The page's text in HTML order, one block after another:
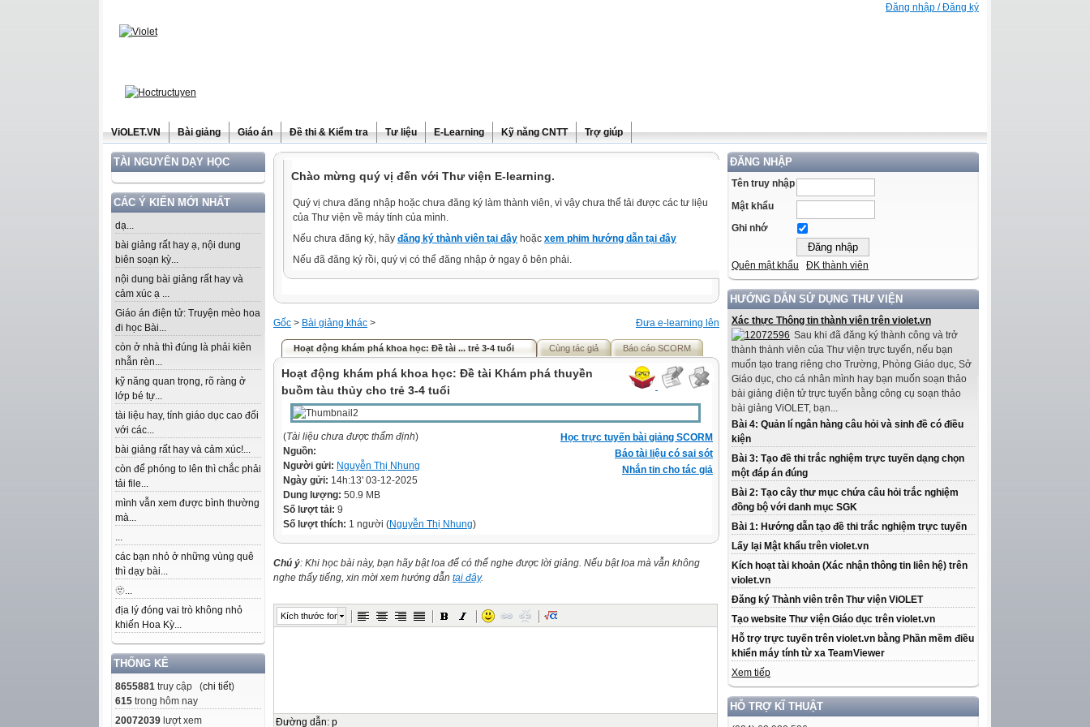
Đăng nhập / Đăng ký
ViOLET.VN Bài giảng Giáo án Đề thi & Kiểm tra Tư liệu E-Learning Kỹ năng CNTT Trợ giúp
TÀI NGUYÊN DẠY HỌC
CÁC Ý KIẾN MỚI NHẤT
dạ...
bài giảng rất hay ạ, nội dung
biên soạn kỳ...
nội dung bài giảng rất hay và
cảm xúc ạ ...
Giáo án điện tử: Truyện mèo hoa
đi học Bài...
còn ở nhà thì đúng là phải kiên
nhẫn rèn...
kỹ năng quan trọng, rõ ràng ở
lớp bé tự...
tài liệu hay, tính giáo dục cao đối
với các...
bài giảng rất hay và cảm xúc!...
còn để phóng to lên thì chắc phải
tải file...
mình vẫn xem được bình thường
mà...
...
các bạn nhỏ ở những vùng quê
thì dạy bài...
🫥...
địa lý đóng vai trò không nhỏ
khiến Hoa Kỳ...
THỐNG KÊ
8655881 truy cập (chi tiết)
615 trong hôm nay
20072039 lượt xem
ĐĂNG NHẬP
Tên truy nhập
Mật khẩu
Ghi nhớ
Quên mật khẩu ĐK thành viên
HƯỚNG DẪN SỬ DỤNG THƯ VIỆN
Xác thực Thông tin thành viên trên violet.vn
Sau khi đã đăng ký thành công và trở
thành thành viên của Thư viện trực tuyến, nếu bạn
muốn tạo trang riêng cho Trường, Phòng Giáo dục, Sở
Giáo dục, cho cá nhân mình hay bạn muốn soạn thảo
bài giảng điện tử trực tuyến bằng công cụ soạn thảo
bài giảng ViOLET, bạn...
Bài 4: Quản lí ngân hàng câu hỏi và sinh đề có điều
kiện
Bài 3: Tạo đề thi trắc nghiệm trực tuyến dạng chọn
một đáp án đúng
Bài 2: Tạo cây thư mục chứa câu hỏi trắc nghiệm
đồng bộ với danh mục SGK
Bài 1: Hướng dẫn tạo đề thi trắc nghiệm trực tuyến
Lấy lại Mật khẩu trên violet.vn
Kích hoạt tài khoản (Xác nhận thông tin liên hệ) trên
violet.vn
Đăng ký Thành viên trên Thư viện ViOLET
Tạo website Thư viện Giáo dục trên violet.vn
Hỗ trợ trực tuyến trên violet.vn bằng Phần mềm điều
khiển máy tính từ xa TeamViewer
Xem tiếp
HỖ TRỢ KĨ THUẬT
Chào mừng quý vị đến với Thư viện E-learning.
Quý vị chưa đăng nhập hoặc chưa đăng ký làm thành viên, vì vậy chưa thể tải được các tư liệu
của Thư viện về máy tính của mình.
Nếu chưa đăng ký, hãy đăng ký thành viên tại đây hoặc xem phim hướng dẫn tại đây
Nếu đã đăng ký rồi, quý vị có thể đăng nhập ở ngay ô bên phải.
Đưa e-learning lên
Gốc > Bài giảng khác >
Hoạt động khám phá khoa học: Đề tài ... trẻ 3-4 tuổi Cùng tác giả Báo cáo SCORM
Hoạt động khám phá khoa học: Đề tài Khám phá thuyền
buồm tàu thủy cho trẻ 3-4 tuổi
Học trực tuyến bài giảng SCORM
Báo tài liệu có sai sót
Nhắn tin cho tác giả
(Tài liệu chưa được thẩm định)
Nguồn:
Người gửi: Nguyễn Thị Nhung
Ngày gửi: 14h:13' 03-12-2025
Dung lượng: 50.9 MB
Số lượt tải: 9
Số lượt thích: 1 người (Nguyễn Thị Nhung)
Chú ý: Khi học bài này, bạn hãy bật loa để có thể nghe được lời giảng. Nếu bật loa mà vẫn không
nghe thấy tiếng, xin mời xem hướng dẫn tại đây.
Kích thước font
Đường dẫn: p